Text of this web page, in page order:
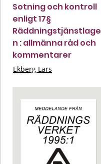
Sotning och kontroll
enligt 17§
Räddningstjänstlage
n : allmänna råd och
kommentarer
Ekberg Lars